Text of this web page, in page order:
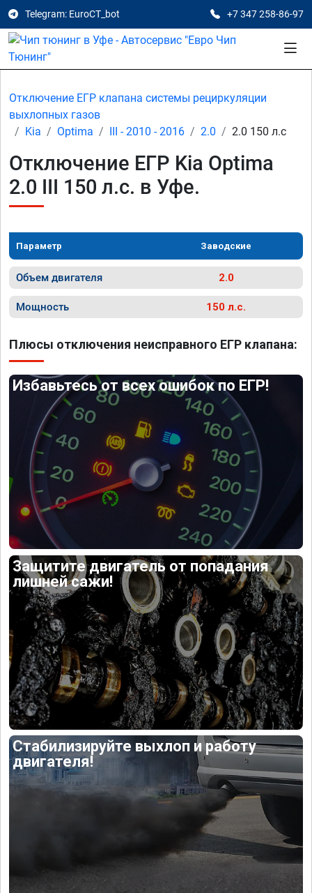
Telegram: EuroCT_bot +7 347 258-86-97
Отключение ЕГР клапана системы рециркуляции
выхлопных газов
Kia
Optima III - 2010 - 2016 2.0 2.0 150 л.с
Отключение ЕГР Kia Optima
2.0 III 150 л.с. в Уфе.
Параметр Заводские
Объем двигателя 2.0
Мощность 150 л.с.
Плюсы отключения неисправного ЕГР клапана:
Избавьтесь от всех ошибок по ЕГР!
Защитите двигатель от попадания
лишней сажи!
Стабилизируйте выхлоп и работу
двигателя!